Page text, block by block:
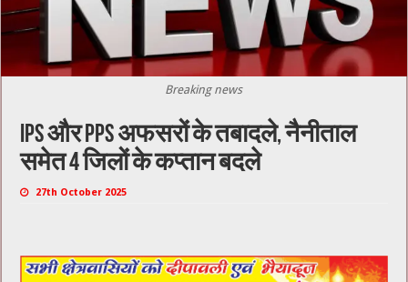
Breaking news
IPS और PPS अफसरों के तबादले, नैनीताल
समेत 4 जिलों के कप्तान बदले
27th October 2025